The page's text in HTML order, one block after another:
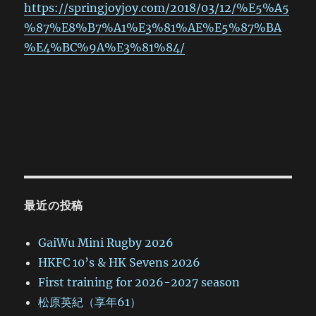
https://springjoyjoy.com/2018/03/12/%E5%A5
%87%E8%B7%A1%E3%81%AE%E5%87%BA
%E4%BC%9A%E3%81%84/
最近の投稿
GaiWu Mini Rugby 2026
HKFC 10’s & HK Sevens 2026
First training for 2026-2027 season
松原英紀（享年61）